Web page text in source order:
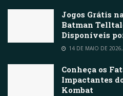
Jogos Grátis
Batman
Disponíveis
14 DE MAIO DE
Conheça os
Impactantes
Kombat